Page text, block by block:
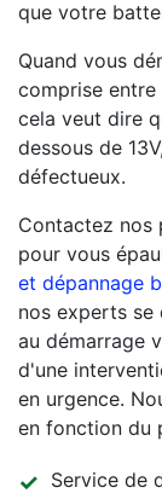
que votre
Quand vous
comprise entre
cela veut dire
dessous de
défectueux.
Contactez nos
pour vous
et dépannage
nos experts se
au démarrage
d'une
en urgence.
en fonction du
Service de